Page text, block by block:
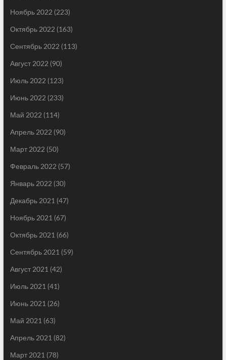
Ноябрь 2022 (223)
Октябрь 2022 (163)
Сентябрь 2022 (113)
Август 2022 (90)
Июль 2022 (123)
Июнь 2022 (233)
Май 2022 (114)
Апрель 2022 (90)
Март 2022 (50)
Февраль 2022 (57)
Январь 2022 (30)
Декабрь 2021 (47)
Ноябрь 2021 (67)
Октябрь 2021 (66)
Сентябрь 2021 (59)
Август 2021 (42)
Июль 2021 (41)
Июнь 2021 (26)
Май 2021 (63)
Апрель 2021 (82)
Март 2021 (78)